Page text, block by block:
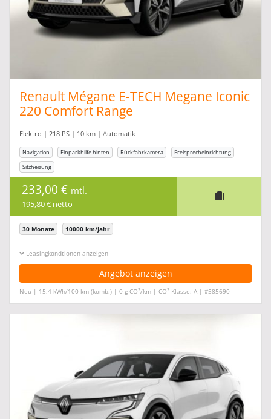
Renault Mégane E-TECH Megane Iconic
220 Comfort Range
Elektro | 218 PS | 10 km | Automatik
Navigation Einparkhilfe hinten Rückfahrkamera
Freisprecheinrichtung
Sitzheizung
233,00 € mtl.
195,80 € netto
30 Monate 10000 km/Jahr
Leasingkonditionen ein-/ausblenden
Angebot anzeigen
Neu | 15,4 kWh/100 km (komb.) | 0 g CO2/km | CO2-Klasse: A | #585690